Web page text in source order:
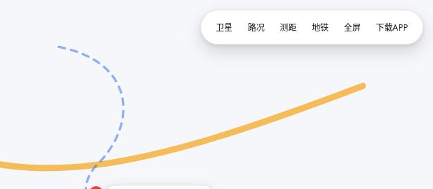
卫星 路况 测距 地铁 全屏 下载APP